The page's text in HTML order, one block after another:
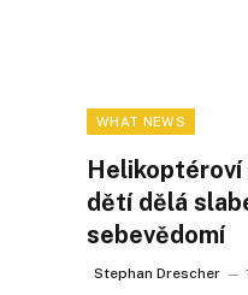
WHAT NEWS
Helikoptéroví
dětí dělá
sebevědomí
Stephan Drescher